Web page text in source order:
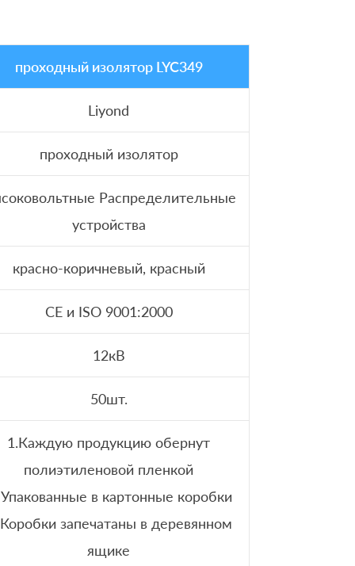
проходный изолятор LYC349
Liyond
проходный изолятор
Распределительные
устройства
красно-коричневый, красный
CE и ISO 9001:2000
12кВ
50шт.
1.Каждую продукцию обернут
полиэтиленовой пленкой
в картонные коробки
запечатаны в деревянном
ящике